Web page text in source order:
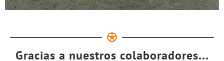
Gracias a nuestros colaboradores...